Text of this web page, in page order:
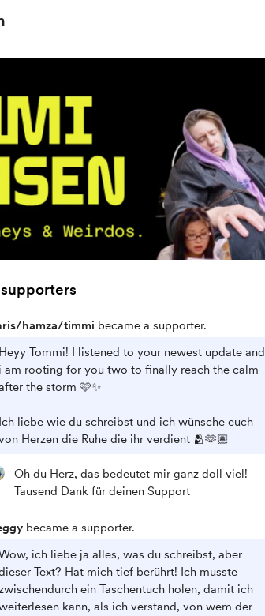
hamza/timmi became a supporter.
Heyy Tommi! I listened to your newest update and
i am rooting for you two to finally reach the calm
the storm 🩷✨
Ich liebe wie du schreibst und ich wünsche euch
Herzen die Ruhe die ihr verdient 🫂🫶🏽
Oh du Herz, das bedeutet mir ganz doll viel!
Tausend Dank für deinen Support
became a supporter.
ich liebe ja alles, was du schreibst, aber
Text? Hat mich tief berührt! Ich musste
ein Taschentuch holen, damit ich
kann, als ich verstand, von wem der